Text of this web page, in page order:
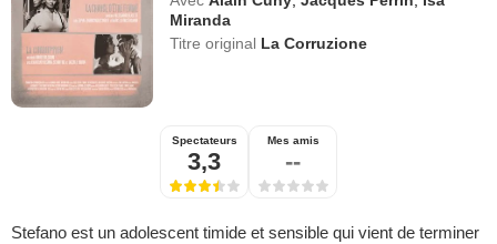
Miranda
Titre original La Corruzione
Spectateurs
3,3
Mes amis
--
Stefano est un adolescent timide et sensible qui vient de terminer